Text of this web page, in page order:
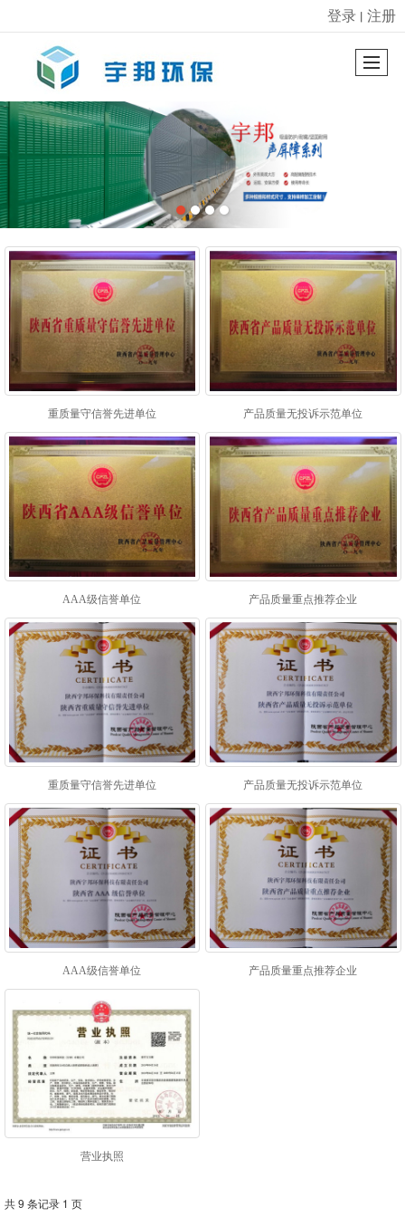
很遗憾，因您的浏览器版本过低导致无法获得最佳浏览体验，推荐下载安装谷歌浏览器！
登录 丨 注册
重质量守信誉先进单位 产品质量无投诉示范单位
AAA级信誉单位 产品质量重点推荐企业
重质量守信誉先进单位 产品质量无投诉示范单位
AAA级信誉单位 产品质量重点推荐企业
营业执照
共 9 条记录 1 页